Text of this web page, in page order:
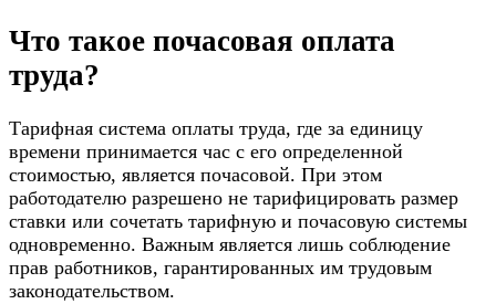
Что такое почасовая оплата
труда?
Тарифная система оплаты труда, где за единицу
времени принимается час с его определенной
стоимостью, является почасовой. При этом
работодателю разрешено не тарифицировать размер
ставки или сочетать тарифную и почасовую системы
одновременно. Важным является лишь соблюдение
прав работников, гарантированных им трудовым
законодательством.